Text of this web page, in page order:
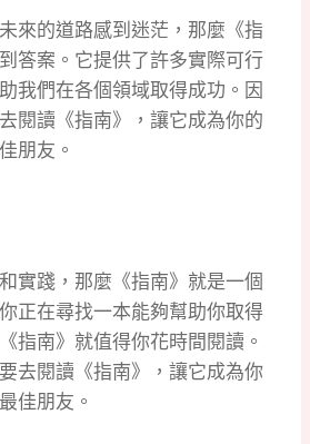
來的道路感到迷茫，那麼《指
答案。它提供了許多實際可行
我們在各個領域取得成功。因
閱讀《指南》，讓它成為你的
朋友。
實踐，那麼《指南》就是一個
正在尋找一本能夠幫助你取得
指南》就值得你花時間閱讀。
去閱讀《指南》，讓它成為你
佳朋友。